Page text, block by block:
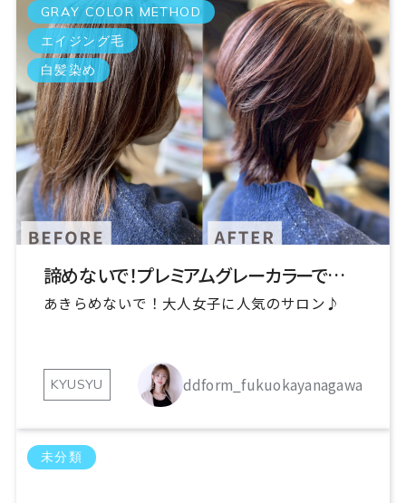
GRAY COLOR METHOD
エイジング毛
白髪染め
諦めないで！プレミアムグレーカラーで叶う理想の髪色
あきらめないで！大人女子に人気のサロン♪
KYUSYU ddform_fukuokayanagawa
未分類